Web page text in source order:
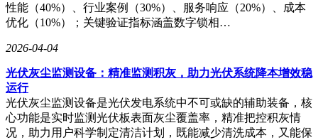
性能（40%）、行业案例（30%）、服务响应（20%）、成本
优化（10%）；关键验证指标涵盖数字锁相…
2026-04-04
光伏灰尘监测设备：精准监测积灰，助力光伏系统降本增效稳
运行
光伏灰尘监测设备是光伏发电系统中不可或缺的辅助装备，核
心功能是实时监测光伏板表面灰尘覆盖率，精准把控积灰情
况，助力用户科学制定清洁计划，既能减少清洗成本，又能保